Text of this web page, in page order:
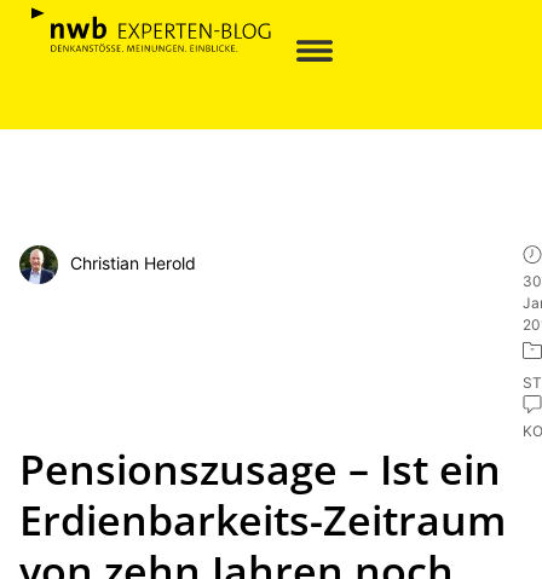
Christian Herold
Pensionszusage – Ist ein
Erdienbarkeits-Zeitraum